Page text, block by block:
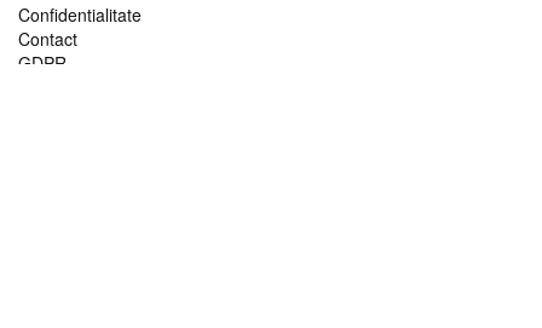
Informatii
Termeni si Conditii
Confidentialitate